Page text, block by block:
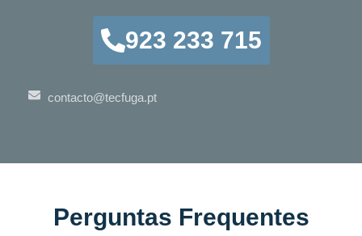
923 233 715
contacto@tecfuga.pt
Perguntas Frequentes